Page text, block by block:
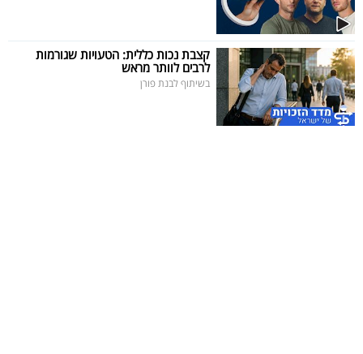
קצבת נכות כללית: הטעויות שגורמות
לרבים לוותר מראש
בשיתוף לבנת פורן